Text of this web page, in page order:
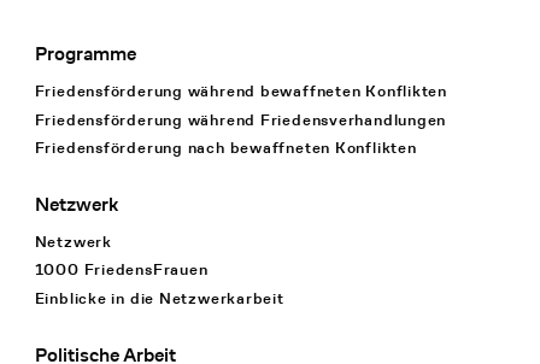
Footer Navigation
Programme
Friedensförderung während bewaffneten Konflikten
Friedensförderung während Friedens­verhandlungen
Friedensförderung nach bewaffneten Konflikten
Netzwerk
Netzwerk
1000 FriedensFrauen
Einblicke in die Netzwerkarbeit
Politische Arbeit